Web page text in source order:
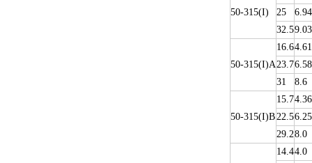
50-315(I)
25
6.94
32.59.03
50-315(I)A
16.64.61
23.76.58
31
8.6
50-315(I)B
15.74.36
22.56.25
29.28.0
14.44.0